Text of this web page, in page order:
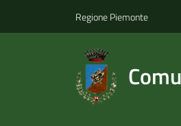
Regione Piemonte